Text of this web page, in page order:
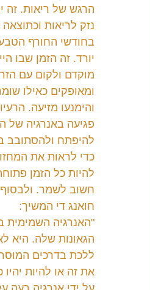
הרגש של ריאות. זה
נזק לריאות
בחודשי החורף
יורד. זה הזמן שבו
מוקדם ולקום עם
ומאופקים כאילו
והימנעו מזיעה.
פגיעה באנרגיה של
להיפתח ולהסתובב
כדי לראות את
להיות כל הזמן
חשוב לשמר. ולבסוף
חואנג די המשיך:
"האנרגיה השמימית
הגאונות שלה. היא
ללכת בדרכים
את זה או להיות